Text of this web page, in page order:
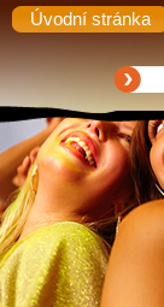
Úvodní stránka